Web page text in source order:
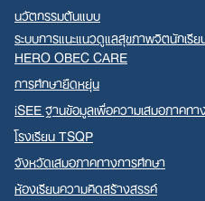
นวัตกรรมต้นแบบ
ระบบการแนะแนวดูแลสุขภาพจิตนักเรี
HERO OBEC CARE
การศึกษายืดหยุ่น
iSEE ฐานข้อมูลเพื่อความเสมอภาคท
โรงเรียน TSQP
จังหวัดเสมอภาคทางการศึกษา
ห้องเรียนความคิดสร้างสรรค์